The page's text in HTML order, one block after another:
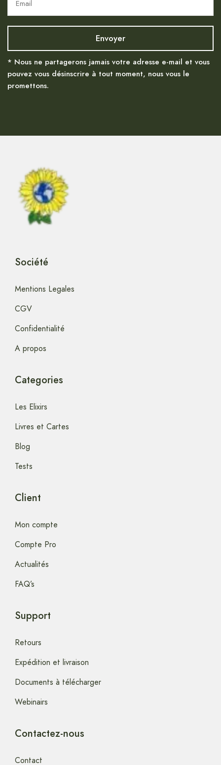
* Nous ne partagerons jamais votre adresse e-mail et vous
pouvez vous désinscrire à tout moment, nous vous le
promettons.
Société
Mentions Legales
CGV
Confidentialité
A propos
Categories
Les Elixirs
Livres et Cartes
Blog
Tests
Client
Mon compte
Compte Pro
Actualités
FAQ’s
Support
Retours
Expédition et livraison
Documents à télécharger
Webinairs
Contactez-nous
Contact